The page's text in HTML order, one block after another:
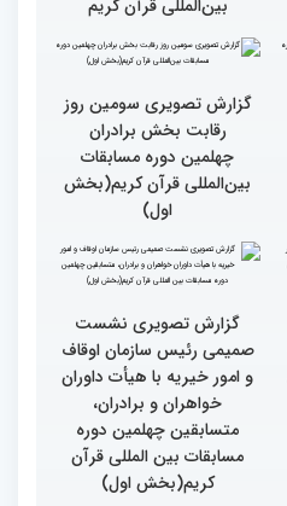
قاری نیجریایی: نوجوانان
جهان عمل به قرآن را
سرلوحه امور خود قرار دهند
جزئیات سومین روز رقابت
بخش بانوان مسابقات
بین‌المللی قرآن کریم
گزارش تصویری سومین روز
رقابت بخش برادران
چهلمین دوره مسابقات
بین‌المللی قرآن کریم(بخش
اول)